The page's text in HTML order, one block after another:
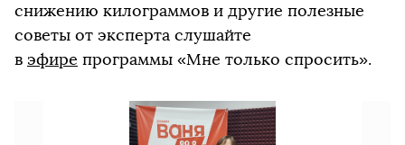
снижению килограммов и другие полезные
советы от эксперта слушайте
в эфире программы «Мне только спросить».